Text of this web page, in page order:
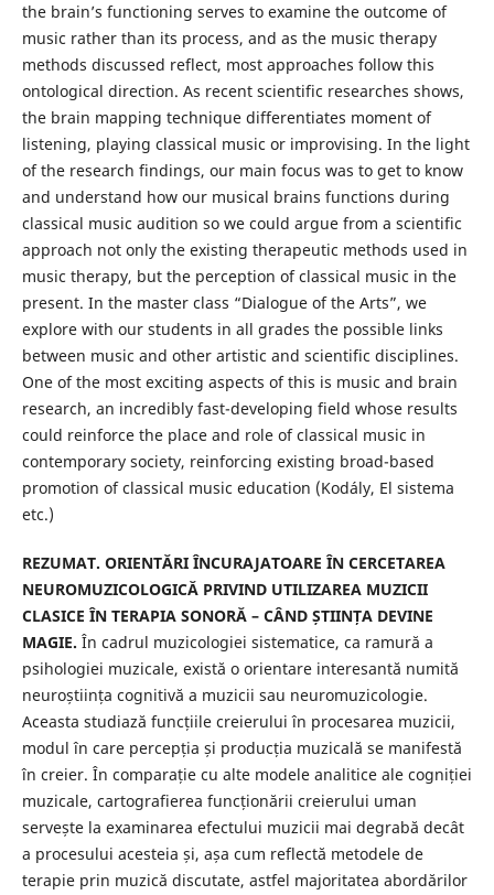
the brain’s functioning serves to examine the outcome of
music rather than its process, and as the music therapy
methods discussed reflect, most approaches follow this
ontological direction. As recent scientific researches shows,
the brain mapping technique differentiates moment of
listening, playing classical music or improvising. In the light
of the research findings, our main focus was to get to know
and understand how our musical brains functions during
classical music audition so we could argue from a scientific
approach not only the existing therapeutic methods used in
music therapy, but the perception of classical music in the
present. In the master class “Dialogue of the Arts”, we
explore with our students in all grades the possible links
between music and other artistic and scientific disciplines.
One of the most exciting aspects of this is music and brain
research, an incredibly fast-developing field whose results
could reinforce the place and role of classical music in
contemporary society, reinforcing existing broad-based
promotion of classical music education (Kodály, El sistema
etc.)
REZUMAT. ORIENTĂRI ÎNCURAJATOARE ÎN CERCETAREA
NEUROMUZICOLOGICĂ PRIVIND UTILIZAREA MUZICII
CLASICE ÎN TERAPIA SONORĂ – CÂND ȘTIINȚA DEVINE
MAGIE. În cadrul muzicologiei sistematice, ca ramură a
psihologiei muzicale, există o orientare interesantă numită
neuroștiința cognitivă a muzicii sau neuromuzicologie.
Aceasta studiază funcțiile creierului în procesarea muzicii,
modul în care percepția și producția muzicală se manifestă
în creier. În comparație cu alte modele analitice ale cogniției
muzicale, cartografierea funcționării creierului uman
servește la examinarea efectului muzicii mai degrabă decât
a procesului acesteia și, așa cum reflectă metodele de
terapie prin muzică discutate, astfel majoritatea abordărilor